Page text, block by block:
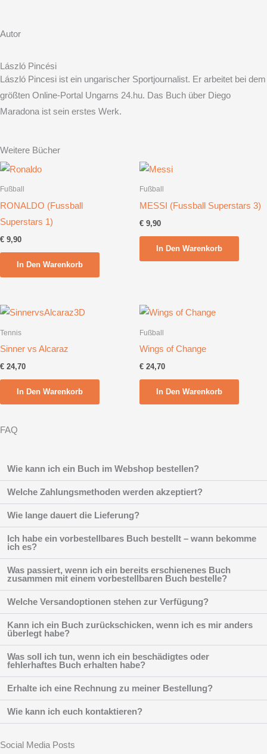
Autor
László Pincési
László Pincesi ist ein ungarischer Sportjournalist. Er arbeitet bei dem
größten Online-Portal Ungarns 24.hu. Das Buch über Diego
Maradona ist sein erstes Werk.
Weitere Bücher
Fußball
RONALDO (Fussball
Superstars 1)
€ 9,90
In Den Warenkorb
Fußball
MESSI (Fussball Superstars 3)
€ 9,90
In Den Warenkorb
Tennis
Sinner vs Alcaraz
€ 24,70
In Den Warenkorb
Fußball
Wings of Change
€ 24,70
In Den Warenkorb
FAQ
Wie kann ich ein Buch im Webshop bestellen?
Welche Zahlungsmethoden werden akzeptiert?
Wie lange dauert die Lieferung?
Ich habe ein vorbestellbares Buch bestellt – wann bekomme
ich es?
Was passiert, wenn ich ein bereits erschienenes Buch
zusammen mit einem vorbestellbaren Buch bestelle?
Welche Versandoptionen stehen zur Verfügung?
Kann ich ein Buch zurückschicken, wenn ich es mir anders
überlegt habe?
Was soll ich tun, wenn ich ein beschädigtes oder
fehlerhaftes Buch erhalten habe?
Erhalte ich eine Rechnung zu meiner Bestellung?
Wie kann ich euch kontaktieren?
Social Media Posts